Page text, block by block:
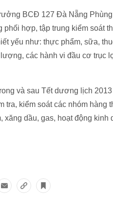
BCĐ 127 Đà Nẵng
hợp, tập trung kiểm soát
yếu như: thực phẩm, sữa,
các hành vi đầu cơ trục
và sau Tết dương lịch
tra, kiểm soát các nhóm
xăng dầu, gas, hoạt động